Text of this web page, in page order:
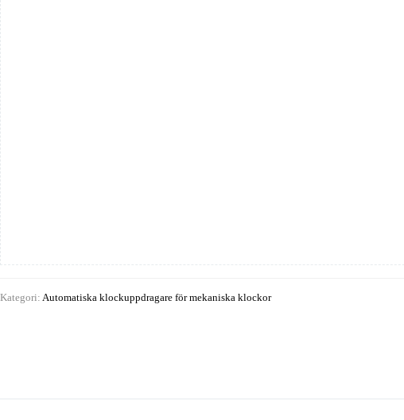
mängd
Kategori: Automatiska klockuppdragare för mekaniska klockor